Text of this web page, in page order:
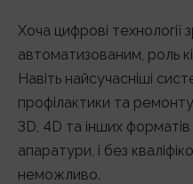
Хоча цифрові технології
автоматизованим, роль
Навіть найсучасніші
профілактики та
3D, 4D та інших
апаратури, і без
неможливо.